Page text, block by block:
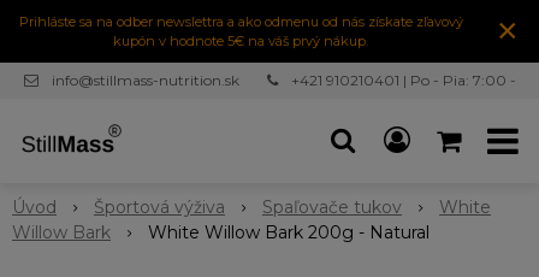
Prihláste sa na odber newslettra a ako odmenu od nás získate zľavový
kupón v hodnote 5€ na váš prvý nákup.
×
info@stillmass-nutrition.sk
+421 910210401 | Po - Pia: 7:00 -
Úvod Športová výživa Spaľovače tukov
White
Willow Bark
White Willow Bark 200g - Natural